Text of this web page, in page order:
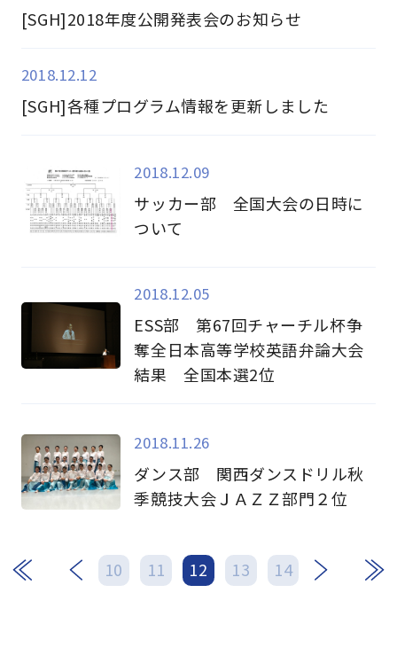
[SGH]2018年度公開発表会のお知らせ
2018.12.12
[SGH]各種プログラム情報を更新しました
2018.12.09
サッカー部 全国大会の日時に
ついて
2018.12.05
ESS部 第67回チャーチル杯争
奪全日本高等学校英語弁論大会
結果 全国本選2位
2018.11.26
ダンス部 関西ダンスドリル秋
季競技大会ＪＡＺＺ部門２位
10 11 12 13 14
次 最後